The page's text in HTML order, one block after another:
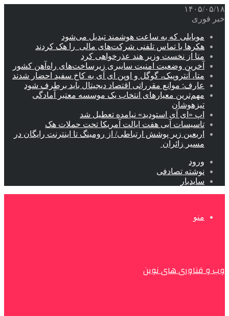
۱۴۰۵/۰۵/۱۸
خبر فوری
موبایلی که به ساعت هوشمند تبدیل می‌شود
هکرها با تماس تلفنی شرکت‌های مالی را هک کردند
متا از نخست وزیر هند عذرخواهی کرد
آخرین وضعیت امنیت سایبری زیرساخت‌های راه‌آهن کشور
متا، آنتروپیک، گوگل و اوپن ای آی به کاخ سفید احضار شدند
عارف: موانع مقرراتی اقتصاد دیجیتال باید برطرف شود
مهم‌ترین معیارهای انتخاب یک موسسه معتبر آمادگی
تیزهوشان
اپ «ای آی استودید» نیامده تعطیل شد
تاسیسات آبی هفت ایالت آمریکا تحت حملات هک
اربعین زیر پوشش ارتباطی/ از رومینگ تا اینترنت رایگان در
مسیر زائران
ورود
نوشته تصادفی
سایدبار
منو
وب و فناوری های نوین